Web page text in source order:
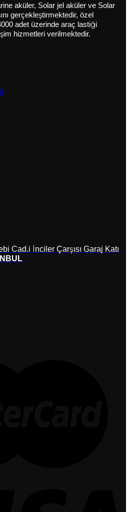
aküler, Solar jel aküler ve Solar
gerçekleştirmektedir, özel
adet üzerinde araç lastiği
hizmetleri verilmektedir.
Cad.i İnciler Çarşısı Garaj Katı